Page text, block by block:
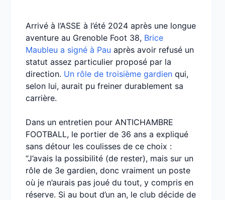
Arrivé à l’ASSE à l’été 2024 après une longue
aventure au Grenoble Foot 38, Brice
Maubleu a signé à Pau après avoir refusé un
statut assez particulier proposé par la
direction. Un rôle de troisième gardien qui,
selon lui, aurait pu freiner durablement sa
carrière.
Dans un entretien pour ANTICHAMBRE
FOOTBALL, le portier de 36 ans a expliqué
sans détour les coulisses de ce choix :
“J’avais la possibilité (de rester), mais sur un
rôle de 3e gardien, donc vraiment un poste
où je n’aurais pas joué du tout, y compris en
réserve. Si au bout d’un an, le club décide de